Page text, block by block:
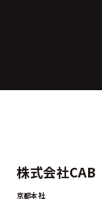
株式会社CAB
京都本社